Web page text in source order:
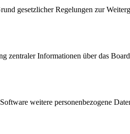
gesetzlicher Regelungen zur
zentraler Informationen über das
weitere personenbezogene